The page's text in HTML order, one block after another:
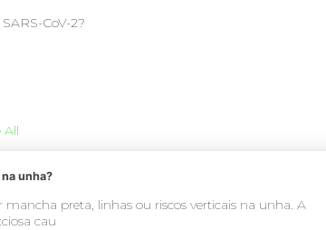
CoV-2?
All
unha?
preta, linhas ou riscos verticais na unha. A
cau